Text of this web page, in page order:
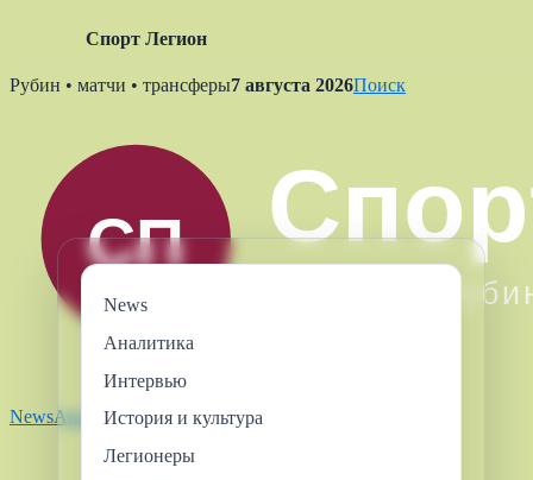
Спорт Легион
Skip
Рубин • матчи • трансферы7 августа 2026Поиск
NewsАналитикаИнтервьюЛегионеры
News
Аналитика
Интервью
История и культура
Легионеры